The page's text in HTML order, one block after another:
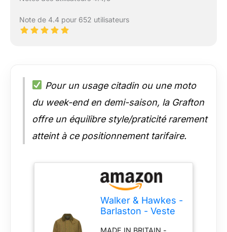
Note de 4.4 pour 652 utilisateurs
Pour un usage citadin ou une moto
du week-end en demi-saison, la Grafton
offre un équilibre style/praticité rarement
atteint à ce positionnement tarifaire.
Walker & Hawkes -
Barlaston - Veste
MADE IN BRITAIN -